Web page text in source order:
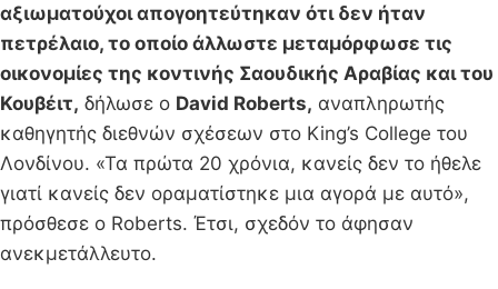
αξιωματούχοι απογοητεύτηκαν ότι δεν ήταν
πετρέλαιο, το οποίο άλλωστε μεταμόρφωσε τις
οικονομίες της κοντινής Σαουδικής Αραβίας και του
Κουβέιτ, δήλωσε ο David Roberts, αναπληρωτής
καθηγητής διεθνών σχέσεων στο King’s College του
Λονδίνου. «Τα πρώτα 20 χρόνια, κανείς δεν το ήθελε
γιατί κανείς δεν οραματίστηκε μια αγορά με αυτό»,
πρόσθεσε ο Roberts. Έτσι, σχεδόν το άφησαν
ανεκμετάλλευτο.